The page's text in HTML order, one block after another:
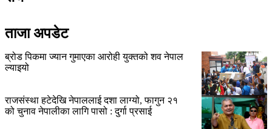
ताजा अपडेट
ब्रोड पिकमा ज्यान गुमाएका आरोही युक्तको शव नेपाल
ल्याइयो
राजसंस्था हटेदेखि नेपाललाई दशा लाग्यो, फागुन २१
को चुनाव नेपालीका लागि पासो : दुर्गा प्रसाई